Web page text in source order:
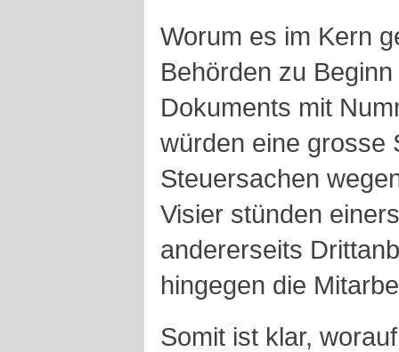
Worum es im Kern
Behörden zu
Dokuments mit
würden eine grosse
Steuersachen
Visier stünden
andererseits
hingegen die
Somit ist klar,